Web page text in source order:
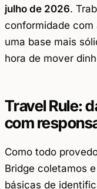
julho de 2026.
conformidade com
uma base mais
hora de mover
Travel Rule:
com
Como todo
Bridge coletamos
básicas de